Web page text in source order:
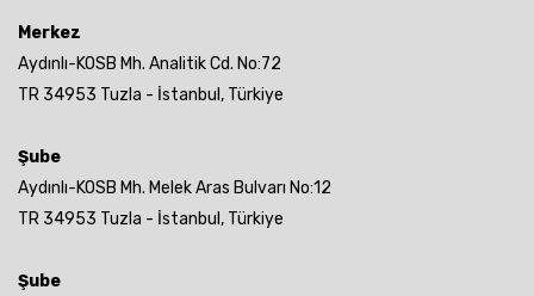
Merkez
Aydınlı-KOSB Mh. Analitik Cd. No:72
TR 34953 Tuzla - İstanbul, Türkiye
Şube
Aydınlı-KOSB Mh. Melek Aras Bulvarı No:12
TR 34953 Tuzla - İstanbul, Türkiye
Şube